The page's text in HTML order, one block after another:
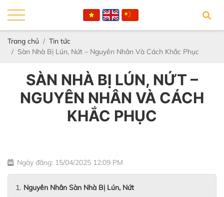
Trang chủ
Tin tức
Sàn Nhà Bị Lún, Nứt – Nguyên Nhân Và Cách Khắc Phục
SÀN NHÀ BỊ LÚN, NỨT –
NGUYÊN NHÂN VÀ CÁCH
KHẮC PHỤC
Ngày đăng: 15/04/2025 12:09 PM
Nguyên Nhân Sàn Nhà Bị Lún, Nứt